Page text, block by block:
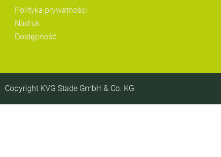
Polityka prywatności
Nadruk
Dostępność
Copyright KVG Stade GmbH & Co. KG